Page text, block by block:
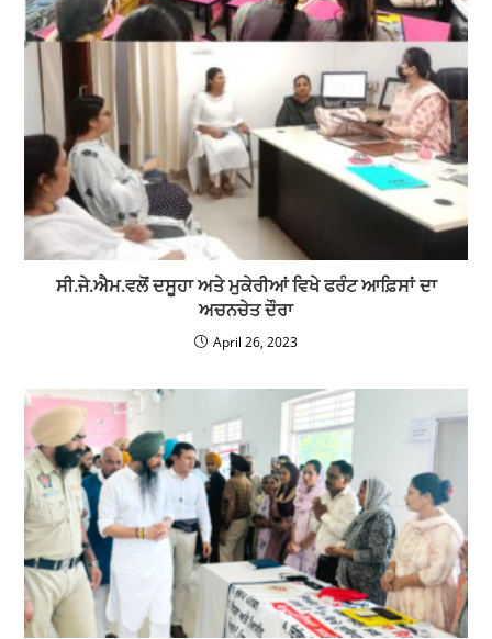
ਸੀ.ਜੇ.ਐਮ.ਵਲੋਂ ਦਸੂਹਾ ਅਤੇ ਮੁਕੇਰੀਆਂ ਵਿਖੇ ਫਰੰਟ ਆਫ਼ਿਸਾਂ ਦਾ
ਅਚਨਚੇਤ ਦੌਰਾ
April 26, 2023